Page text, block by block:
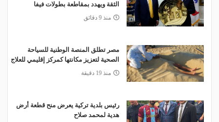
الثقة ويهدد بمقاطعة بطولات فيفا
منذ 9 دقائق
مصر تطلق المنصة الوطنية للسياحة
الصحية لتعزيز مكانتها كمركز إقليمي للعلاج
منذ 19 دقيقة
رئيس بلدية تركية يعرض منح قطعة أرض
هدية لمحمد صلاح